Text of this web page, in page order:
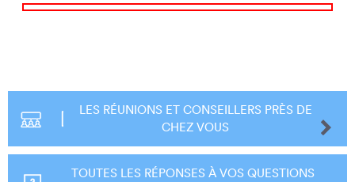
LES RÉUNIONS ET CONSEILLERS PRÈS DE
CHEZ VOUS
TOUTES LES RÉPONSES À VOS QUESTIONS